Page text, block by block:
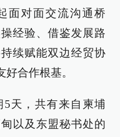
面对面交流沟通桥
经验、借鉴发展路
续赋能双边经贸协
合作根基。
天，共有来自柬埔
以及东盟秘书处的